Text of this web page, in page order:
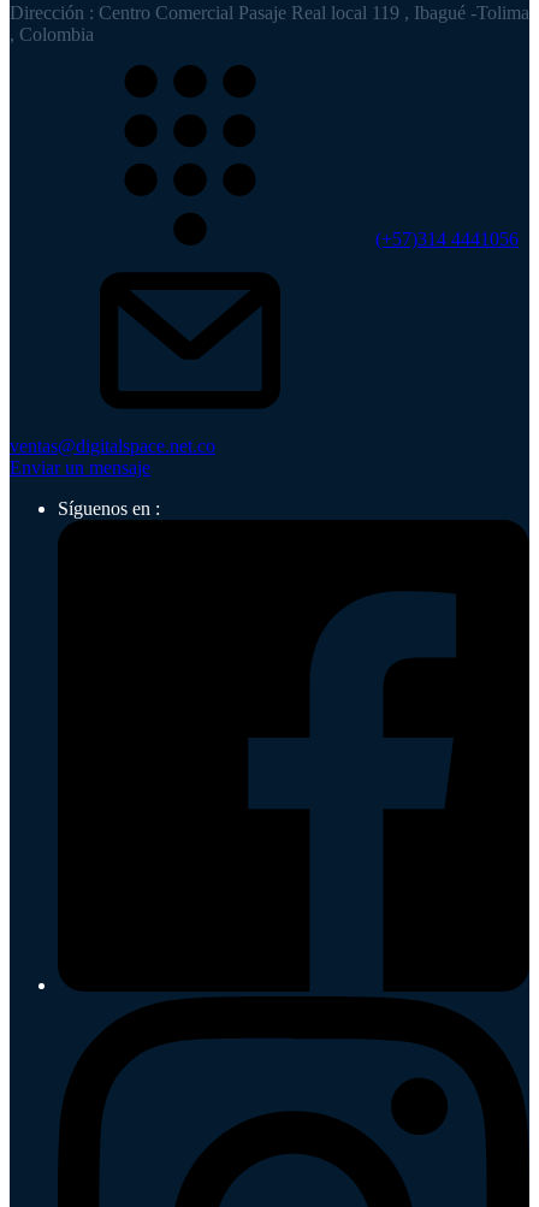
Dirección : Centro Comercial Pasaje Real local 119 , Ibagué -Tolima
, Colombia
(+57)314 4441056
ventas@digitalspace.net.co
Enviar un mensaje
Síguenos en :